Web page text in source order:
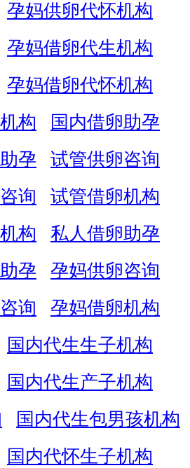
孕妈供卵代怀机构
孕妈借卵代生机构
孕妈借卵代怀机构
构
国内借卵助孕
孕
试管供卵咨询
询
试管借卵机构
构
私人借卵助孕
孕
孕妈供卵咨询
询
孕妈借卵机构
国内代生生子机构
国内代生产子机构
国内代生包男孩机构
国内代怀生子机构